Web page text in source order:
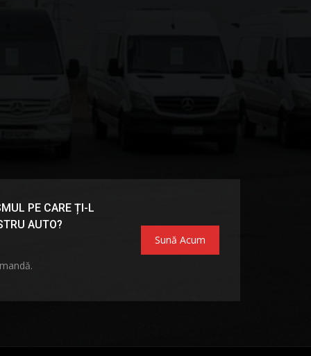
PE CARE ȚI-L
AUTO?
Sună Acum